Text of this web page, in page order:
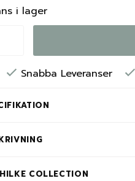
i lager
Snabba Leveranser
COLLECTION